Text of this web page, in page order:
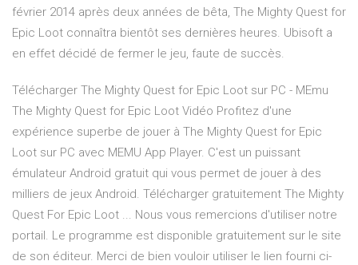
février 2014 après deux années de bêta, The Mighty Quest for
Epic Loot connaîtra bientôt ses dernières heures. Ubisoft a
en effet décidé de fermer le jeu, faute de succès.
Télécharger The Mighty Quest for Epic Loot sur PC - MEmu
The Mighty Quest for Epic Loot Vidéo Profitez d'une
expérience superbe de jouer à The Mighty Quest for Epic
Loot sur PC avec MEMU App Player. C'est un puissant
émulateur Android gratuit qui vous permet de jouer à des
milliers de jeux Android. Télécharger gratuitement The Mighty
Quest For Epic Loot ... Nous vous remercions d'utiliser notre
portail. Le programme est disponible gratuitement sur le site
de son éditeur. Merci de bien vouloir utiliser le lien fourni ci-